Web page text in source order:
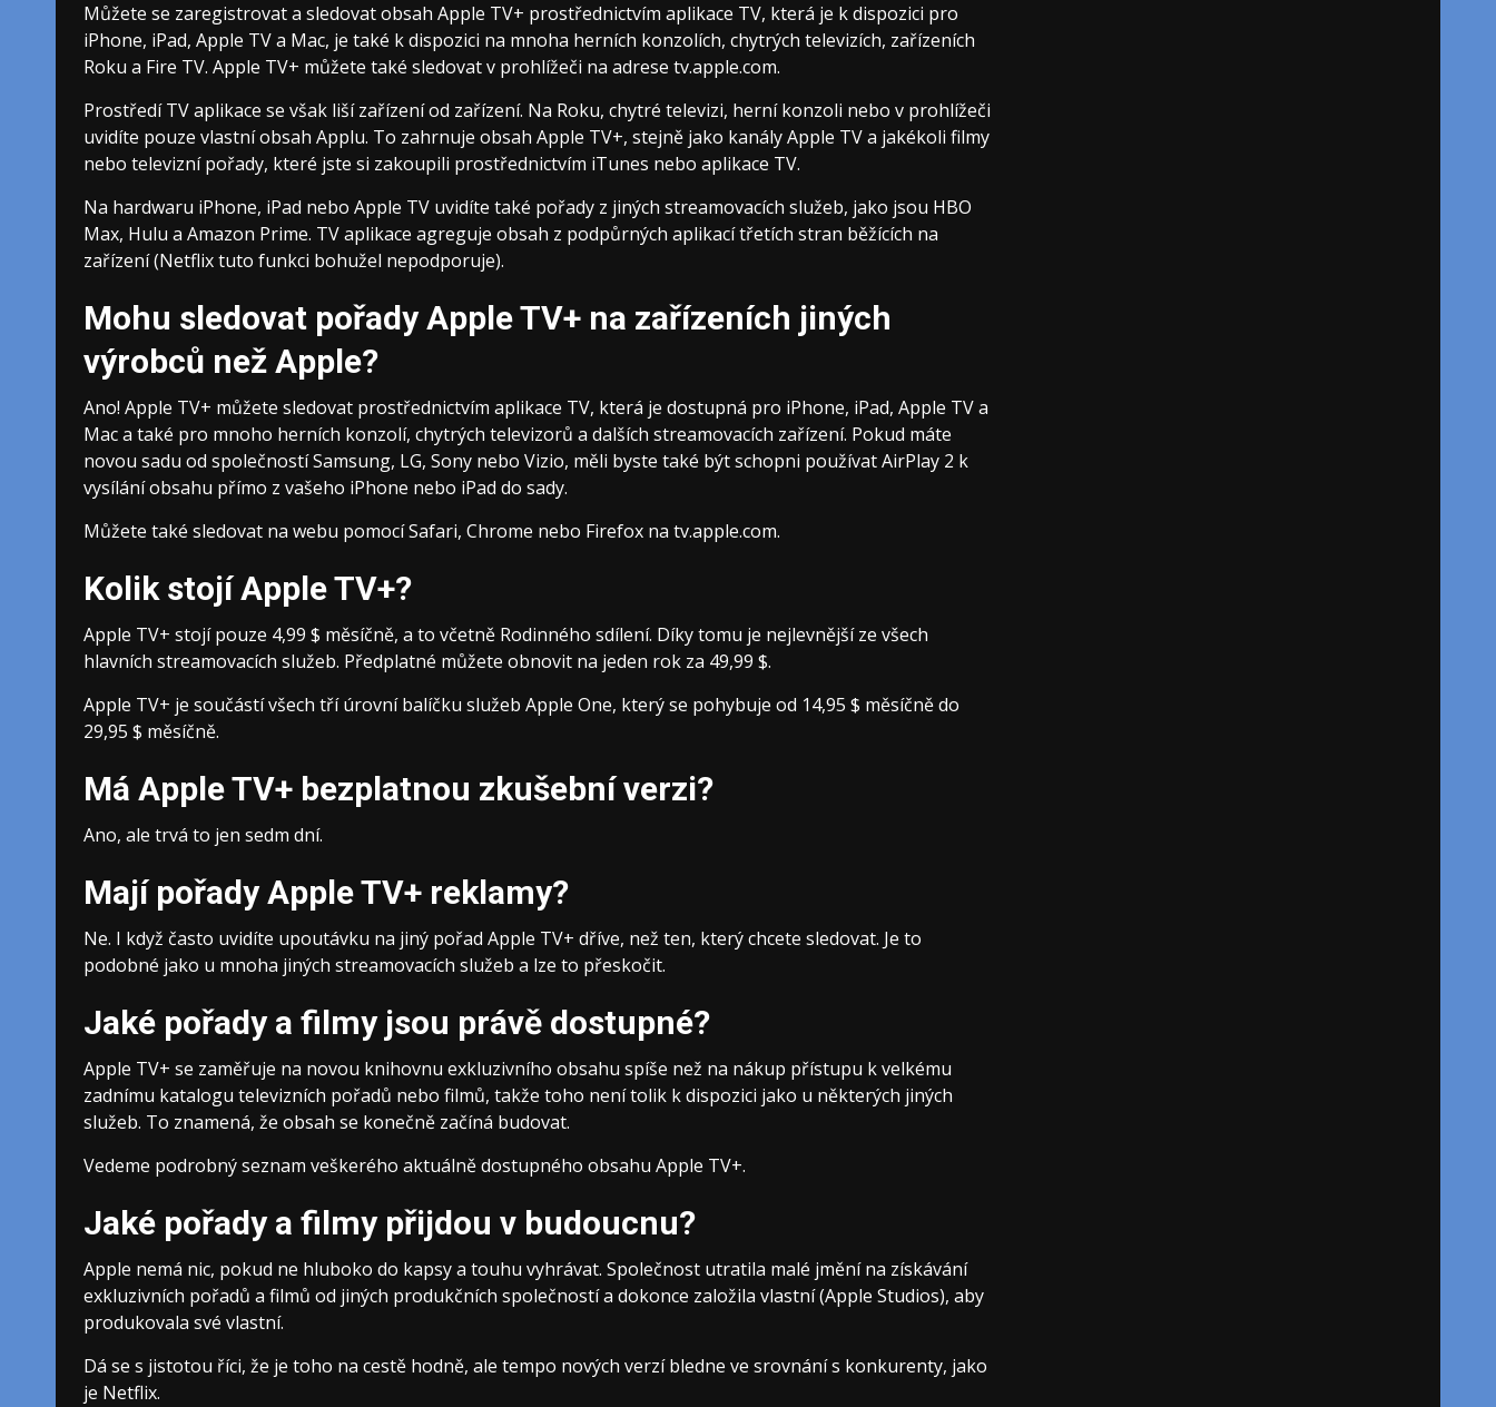
Můžete se zaregistrovat a sledovat obsah Apple TV+ prostřednictvím aplikace TV, která je k dispozici pro
iPhone, iPad, Apple TV a Mac, je také k dispozici na mnoha herních konzolích, chytrých televizích, zařízeních
Roku a Fire TV. Apple TV+ můžete také sledovat v prohlížeči na adrese tv.apple.com.
Prostředí TV aplikace se však liší zařízení od zařízení. Na Roku, chytré televizi, herní konzoli nebo v prohlížeči
uvidíte pouze vlastní obsah Applu. To zahrnuje obsah Apple TV+, stejně jako kanály Apple TV a jakékoli filmy
nebo televizní pořady, které jste si zakoupili prostřednictvím iTunes nebo aplikace TV.
Na hardwaru iPhone, iPad nebo Apple TV uvidíte také pořady z jiných streamovacích služeb, jako jsou HBO
Max, Hulu a Amazon Prime. TV aplikace agreguje obsah z podpůrných aplikací třetích stran běžících na
zařízení (Netflix tuto funkci bohužel nepodporuje).
Mohu sledovat pořady Apple TV+ na zařízeních jiných
výrobců než Apple?
Ano! Apple TV+ můžete sledovat prostřednictvím aplikace TV, která je dostupná pro iPhone, iPad, Apple TV a
Mac a také pro mnoho herních konzolí, chytrých televizorů a dalších streamovacích zařízení. Pokud máte
novou sadu od společností Samsung, LG, Sony nebo Vizio, měli byste také být schopni používat AirPlay 2 k
vysílání obsahu přímo z vašeho iPhone nebo iPad do sady.
Můžete také sledovat na webu pomocí Safari, Chrome nebo Firefox na tv.apple.com.
Kolik stojí Apple TV+?
Apple TV+ stojí pouze 4,99 $ měsíčně, a to včetně Rodinného sdílení. Díky tomu je nejlevnější ze všech
hlavních streamovacích služeb. Předplatné můžete obnovit na jeden rok za 49,99 $.
Apple TV+ je součástí všech tří úrovní balíčku služeb Apple One, který se pohybuje od 14,95 $ měsíčně do
29,95 $ měsíčně.
Má Apple TV+ bezplatnou zkušební verzi?
Ano, ale trvá to jen sedm dní.
Mají pořady Apple TV+ reklamy?
Ne. I když často uvidíte upoutávku na jiný pořad Apple TV+ dříve, než ten, který chcete sledovat. Je to
podobné jako u mnoha jiných streamovacích služeb a lze to přeskočit.
Jaké pořady a filmy jsou právě dostupné?
Apple TV+ se zaměřuje na novou knihovnu exkluzivního obsahu spíše než na nákup přístupu k velkému
zadnímu katalogu televizních pořadů nebo filmů, takže toho není tolik k dispozici jako u některých jiných
služeb. To znamená, že obsah se konečně začíná budovat.
Vedeme podrobný seznam veškerého aktuálně dostupného obsahu Apple TV+.
Jaké pořady a filmy přijdou v budoucnu?
Apple nemá nic, pokud ne hluboko do kapsy a touhu vyhrávat. Společnost utratila malé jmění na získávání
exkluzivních pořadů a filmů od jiných produkčních společností a dokonce založila vlastní (Apple Studios), aby
produkovala své vlastní.
Dá se s jistotou říci, že je toho na cestě hodně, ale tempo nových verzí bledne ve srovnání s konkurenty, jako
je Netflix.